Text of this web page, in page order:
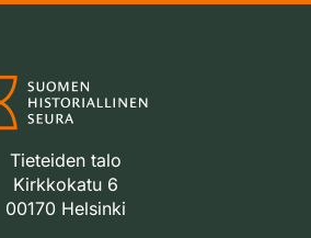
Tieteiden talo
Kirkkokatu 6
00170 Helsinki